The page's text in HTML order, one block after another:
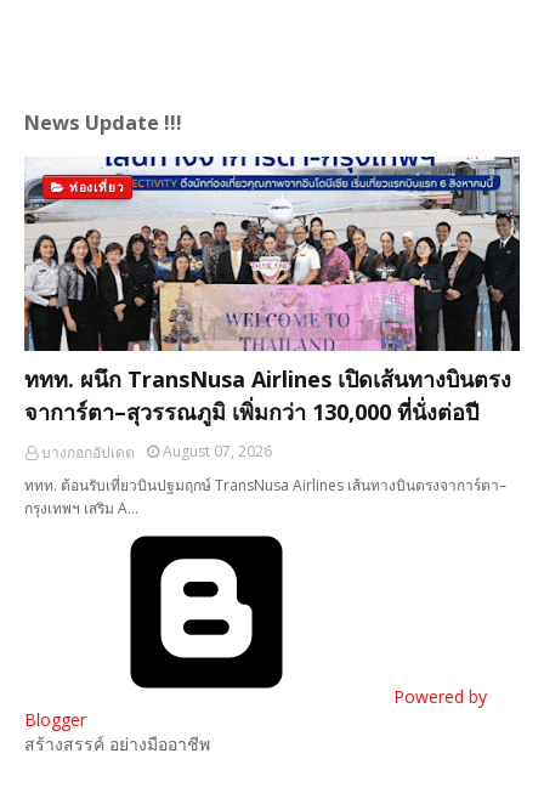
News Update !!!
ท่องเที่ยว
ททท. ผนึก TransNusa Airlines เปิดเส้นทางบินตรง
จาการ์ตา–สุวรรณภูมิ เพิ่มกว่า 130,000 ที่นั่งต่อปี
บางกอกอัปเดต
August 07, 2026
ททท. ต้อนรับเที่ยวบินปฐมฤกษ์ TransNusa Airlines เส้นทางบินตรงจาการ์ตา–
กรุงเทพฯ เสริม A…
Powered by
Blogger
สร้างสรรค์ อย่างมืออาชีพ